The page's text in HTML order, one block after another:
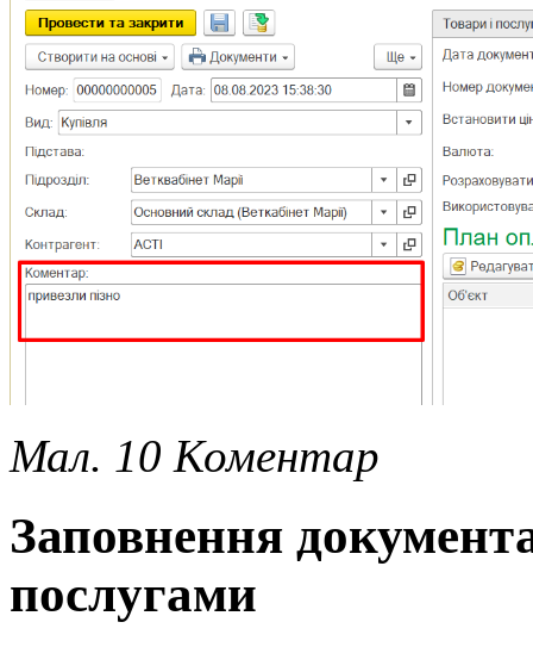
Мал. 10 Коментар
Заповнення
послугами